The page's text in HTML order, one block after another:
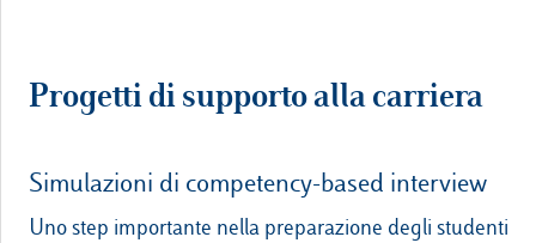
Progetti di supporto alla carriera
Simulazioni di competency-based interview
Uno step importante nella preparazione degli studenti